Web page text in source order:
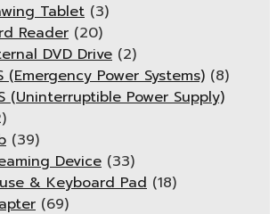
Tablet (3)
Reader (20)
DVD Drive (2)
(Emergency Power Systems) (8)
(Uninterruptible Power Supply)
(39)
Device (33)
& Keyboard Pad (18)
(69)